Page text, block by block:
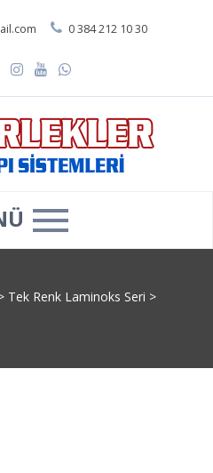
0 384 212 10 30
Tek Renk Laminoks Seri >